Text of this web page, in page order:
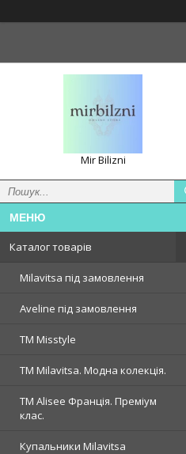
Mir Bilizni
Каталог товарів
Milavitsa під замовлення
Aveline під замовлення
TM Misstyle
ТМ Milavitsa. Модна колекція.
TM Alisee Франція. Преміум
клас.
Купальники Milavitsa